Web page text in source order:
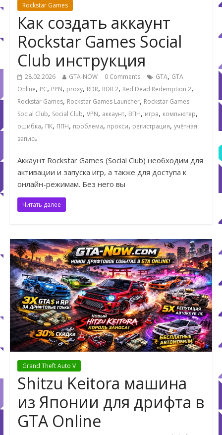
Rockstar Games
Как создать аккаунт
Rockstar Games Social
Club инструкция
28.02.2026 GTA-NOW 0 Comments GTA, GTA
Online, PC, PPN, proxy, RDR, RDR 2, Red Dead Redemption 2,
Rockstar Games, Rockstar Games Launcher, Rockstar Games
Social Club, Social Club, VPN, аккаунт, ВПН, игра, компьютер,
ошибка, ПК, ППН, проблема, прокси, регистрация, учётная
запись
Аккаунт Rockstar Games (Social Club) необходим для
активации и запуска игр, а также для доступа к
онлайн-режимам. Без него вы
Читать далее
Grand Theft Auto V
Shitzu Keitora машина
из Японии для дрифта в
GTA Online